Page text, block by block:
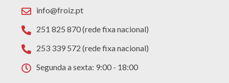
info@froiz.pt
251 825 870 (rede fixa nacional)
253 339 572 (rede fixa nacional)
Segunda a sexta: 9:00 - 18:00